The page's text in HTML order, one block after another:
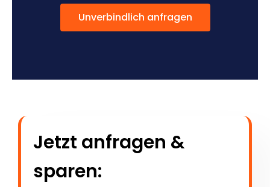
Unverbindlich anfragen
Jetzt anfragen &
sparen: